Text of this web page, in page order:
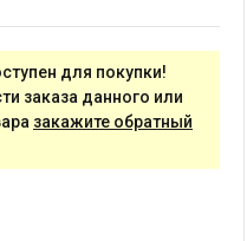
для покупки!
заказа данного или
закажите обратный